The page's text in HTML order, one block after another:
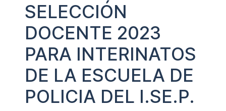
SELECCIÓN
DOCENTE 2023
PARA INTERINATOS
DE LA ESCUELA DE
POLICIA DEL I.SE.P.